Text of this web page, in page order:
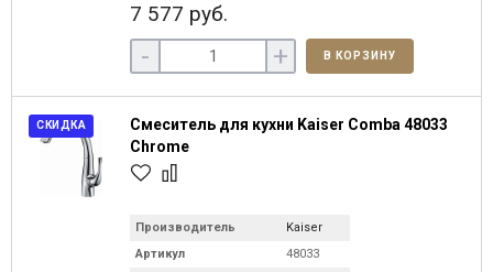
7 577 руб.
- + В КОРЗИНУ
СКИДКА
Смеситель для кухни Kaiser Comba 48033
Chrome
Производитель
Kaiser
Артикул
48033